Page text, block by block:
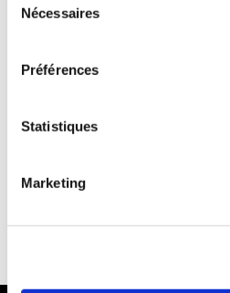
Nécessaires
Préférences
Statistiques
Marketing
Years of driving license:2 years
Deposit:€1000